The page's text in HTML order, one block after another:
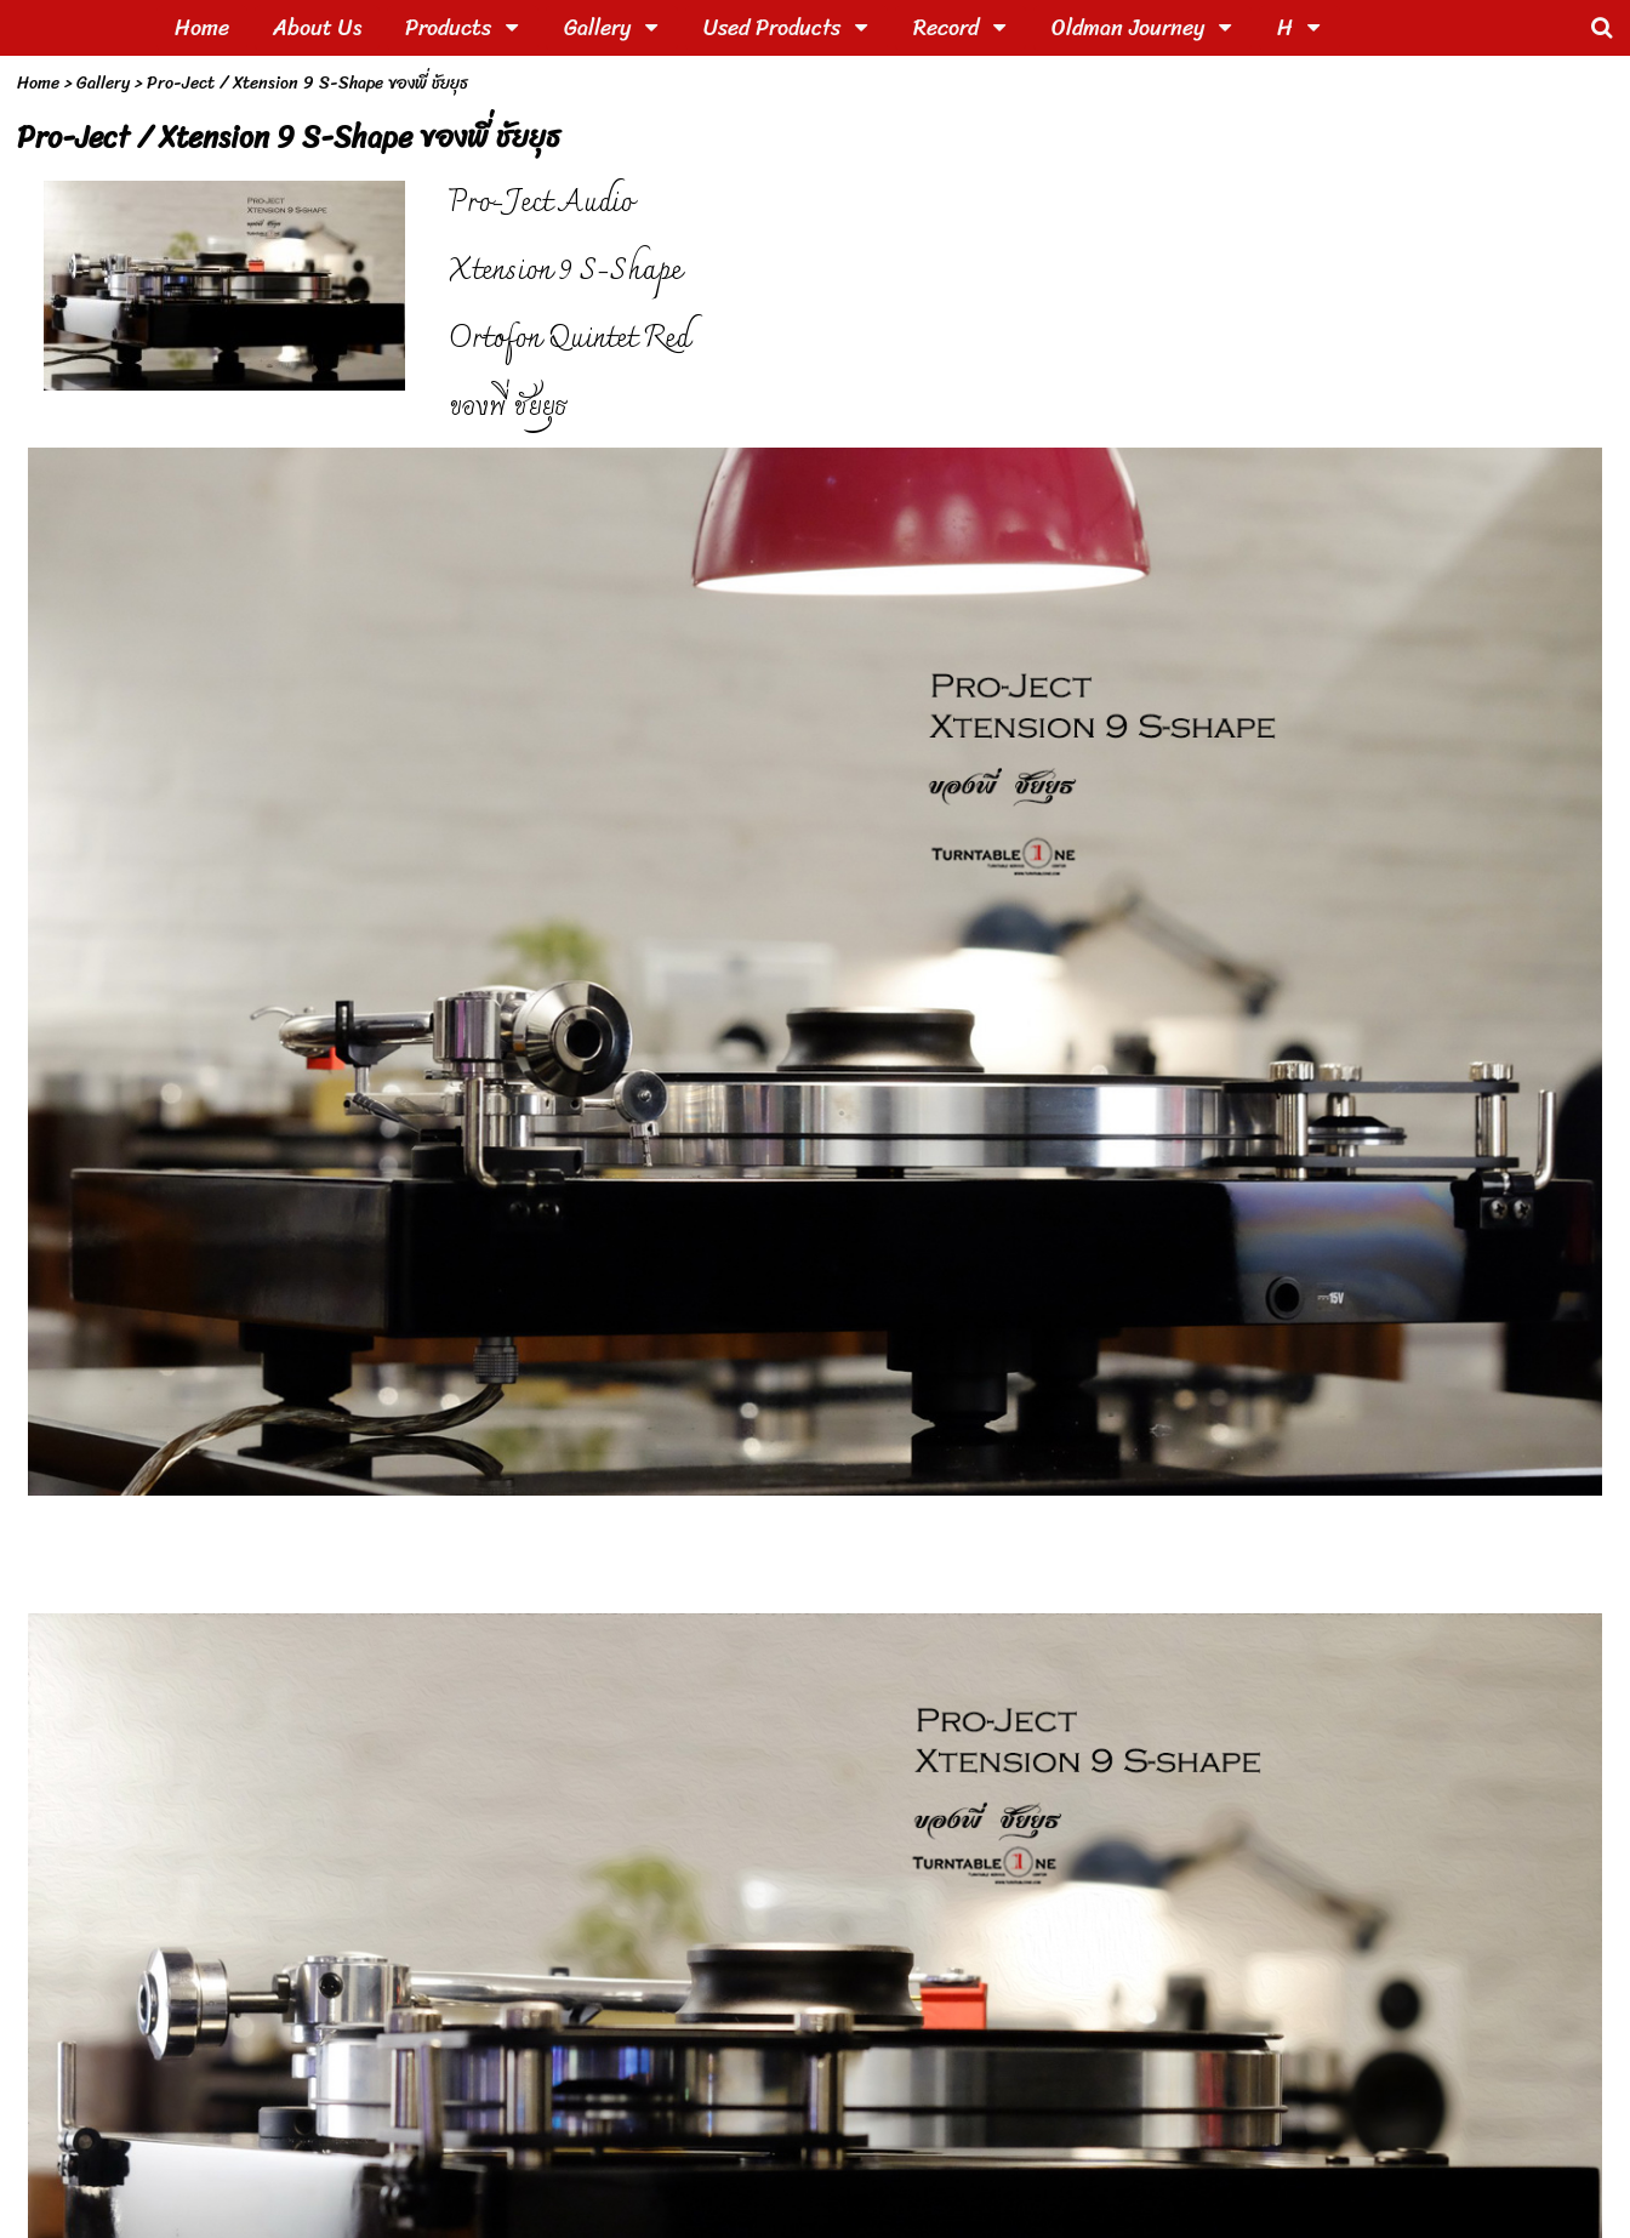
Home About Us Products Gallery Used Products Record Oldman Journey H
Home>Gallery>Pro-Ject / Xtension 9 S-Shape ของพี่ ชัยยุธ
Pro-Ject / Xtension 9 S-Shape ของพี่ ชัยยุธ
Pro-Ject Audio
Xtension 9 S-Shape
Ortofon Quintet Red
ของพี่ ชัยยุธ